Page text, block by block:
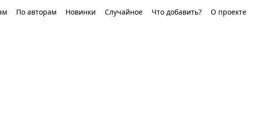
По авторам Новинки Случайное Что добавить? О проекте